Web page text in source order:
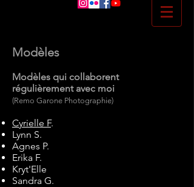
Modèles
Modèles qui collaborent
régulièrement avec moi
(Remo Garone Photographie)
Cyrielle F.
Lynn S.
Agnes P.
Erika F.
Kryt'Elle
Sandra G.